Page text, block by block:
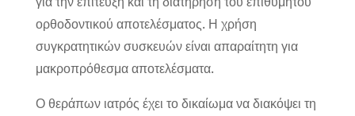
ορθοδοντικού αποτελέσματος. Η χρήση
συγκρατητικών συσκευών είναι απαραίτητη για
μακροπρόθεσμα αποτελέσματα.
Ο θεράπων ιατρός έχει το δικαίωμα να διακόψει τη